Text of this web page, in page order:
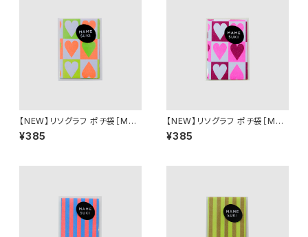
【NEW】リソグラフ ポチ袋［MA
MESUKI Basis ハート］ Neon
Orange × light Green
¥385
【NEW】リソグラフ ポチ袋［MA
MESUKI Basis ハート］ Pink
× Burgundy
¥385